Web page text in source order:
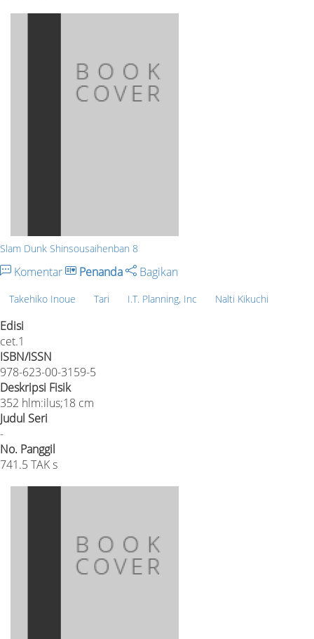
Slam Dunk Shinsousaihenban 8
Komentar Penanda Bagikan
Takehiko Inoue Tari I.T. Planning, Inc Nalti Kikuchi
Edisi
cet.1
ISBN/ISSN
978-623-00-3159-5
Deskripsi Fisik
352 hlm:ilus;18 cm
Judul Seri
-
No. Panggil
741.5 TAK s